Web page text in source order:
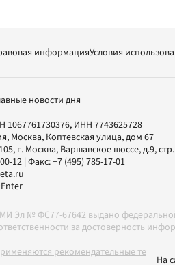
информацияУсловия
новости дня
1067761730376, ИНН 7743625728
Москва, Коптевская улица, дом 67
, г. Москва, Варшавское шоссе, д.9,
12 | Факс:+7 (495) 785-17-01
Эл № ФС77-67642 выдано
за достоверность
рекомендательные
На